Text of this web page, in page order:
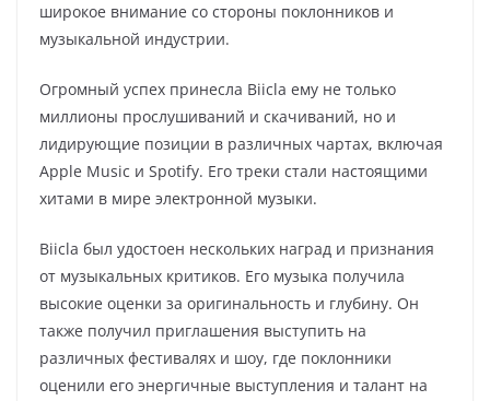
широкое внимание со стороны поклонников и
музыкальной индустрии.
Огромный успех принесла Biicla ему не только
миллионы прослушиваний и скачиваний, но и
лидирующие позиции в различных чартах, включая
Apple Music и Spotify. Его треки стали настоящими
хитами в мире электронной музыки.
Biicla был удостоен нескольких наград и признания
от музыкальных критиков. Его музыка получила
высокие оценки за оригинальность и глубину. Он
также получил приглашения выступить на
различных фестивалях и шоу, где поклонники
оценили его энергичные выступления и талант на